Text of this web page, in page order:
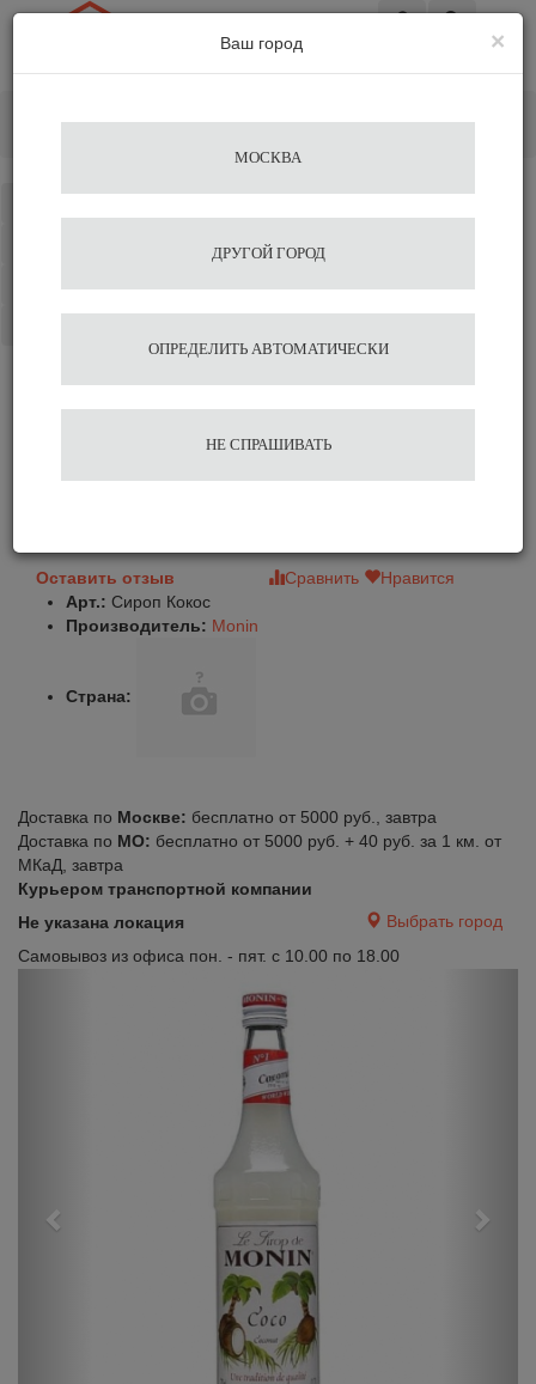
Сироп "Кокос" Monin
Оставить отзыв Сравнить
Нравится
Арт.: Сироп Кокос
Производитель: Monin
Страна:
Доставка по Москве: бесплатно от 5000 руб., завтра
Доставка по МО: бесплатно от 5000 руб. + 40 руб. за 1 км. от
МКаД, завтра
Курьером транспортной компании
Не указана локация
Выбрать город
Самовывоз из офиса пон. - пят. с 10.00 по 18.00
×
Ваш город
МОСКВА
ДРУГОЙ ГОРОД
ОПРЕДЕЛИТЬ АВТОМАТИЧЕСКИ
НЕ СПРАШИВАТЬ